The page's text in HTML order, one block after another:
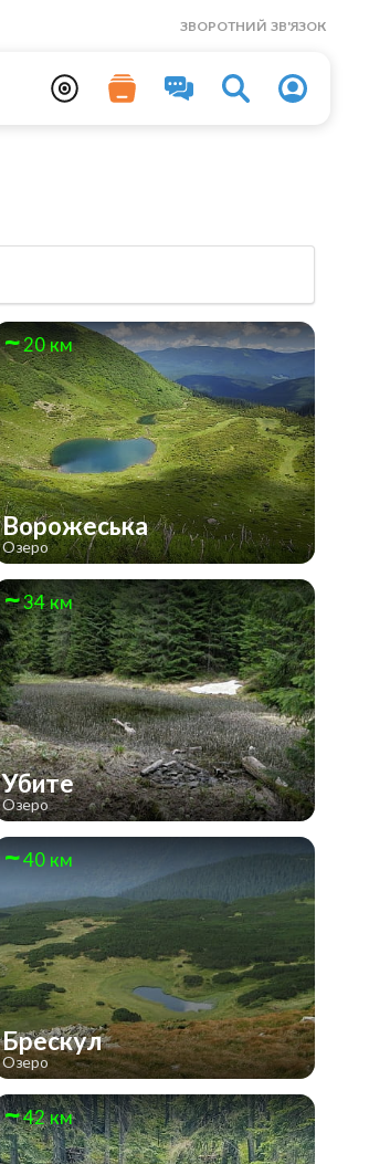
ЗВОРОТНИЙ ЗВ'ЯЗОК
20 км
Ворожеська
Озеро
34 км
Убите
Озеро
40 км
Брескул
Озеро
42 км